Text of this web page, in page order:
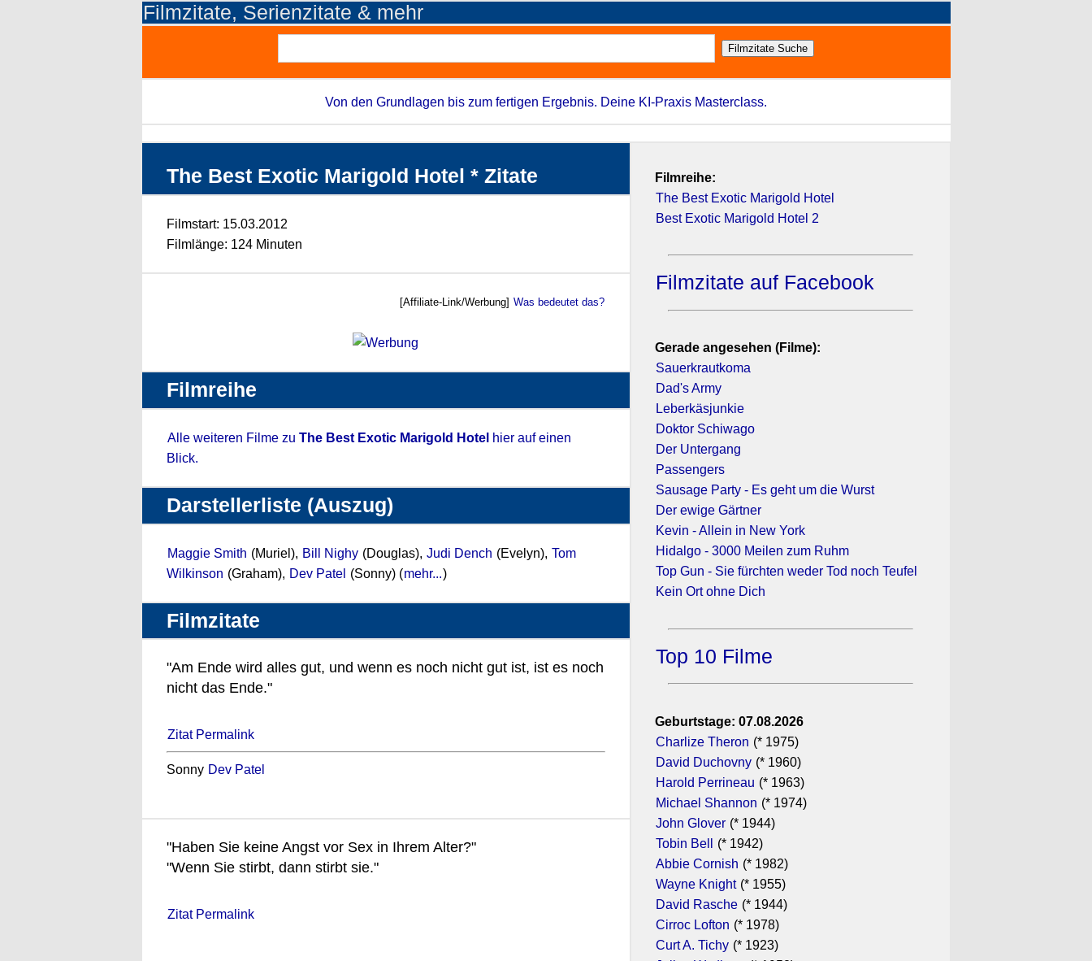
Filmzitate, Serienzitate & mehr
Von den Grundlagen bis zum fertigen Ergebnis. Deine KI-Praxis Masterclass.
The Best Exotic Marigold Hotel * Zitate
Filmstart: 15.03.2012
Filmlänge: 124 Minuten
[Affiliate-Link/Werbung] Was bedeutet das?
Filmreihe
Alle weiteren Filme zu The Best Exotic Marigold Hotel hier auf einen
Blick.
Darstellerliste (Auszug)
Maggie Smith (Muriel), Bill Nighy (Douglas), Judi Dench (Evelyn), Tom
Wilkinson (Graham), Dev Patel (Sonny) (mehr...)
Filmzitate
"Am Ende wird alles gut, und wenn es noch nicht gut ist, ist es noch
nicht das Ende."
Zitat Permalink
Sonny Dev Patel
"Haben Sie keine Angst vor Sex in Ihrem Alter?"
"Wenn Sie stirbt, dann stirbt sie."
Zitat Permalink
Filmreihe:
The Best Exotic Marigold Hotel
Best Exotic Marigold Hotel 2
Filmzitate auf Facebook
Gerade angesehen (Filme):
Sauerkrautkoma
Dad's Army
Leberkäsjunkie
Doktor Schiwago
Der Untergang
Passengers
Sausage Party - Es geht um die Wurst
Der ewige Gärtner
Kevin - Allein in New York
Hidalgo - 3000 Meilen zum Ruhm
Top Gun - Sie fürchten weder Tod noch Teufel
Kein Ort ohne Dich
Top 10 Filme
Geburtstage: 07.08.2026
Charlize Theron (* 1975)
David Duchovny (* 1960)
Harold Perrineau (* 1963)
Michael Shannon (* 1974)
John Glover (* 1944)
Tobin Bell
(* 1942)
Abbie Cornish (* 1982)
Wayne Knight (* 1955)
David Rasche (* 1944)
Cirroc Lofton (* 1978)
Curt A. Tichy (* 1923)